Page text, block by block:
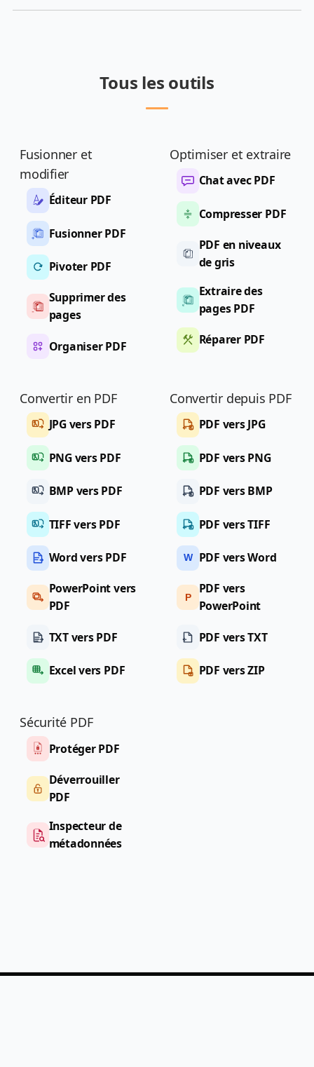
Tous les outils
Fusionner et
modifier
Éditeur PDF
Fusionner PDF
Pivoter PDF
Supprimer des
pages
Organiser PDF
Optimiser et extraire
Chat avec PDF
Compresser PDF
PDF en niveaux
de gris
Extraire des
pages PDF
Réparer PDF
Convertir en PDF
JPG vers PDF
PNG vers PDF
BMP vers PDF
TIFF vers PDF
Word vers PDF
PowerPoint vers
PDF
TXT vers PDF
Excel vers PDF
Convertir depuis PDF
PDF vers JPG
PDF vers PNG
PDF vers BMP
PDF vers TIFF
W PDF vers Word
P
PDF vers
PowerPoint
PDF vers TXT
PDF vers ZIP
Sécurité PDF
Protéger PDF
Déverrouiller
PDF
Inspecteur de
métadonnées